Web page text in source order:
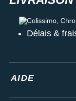
Colissimo,
Délais &
AIDE